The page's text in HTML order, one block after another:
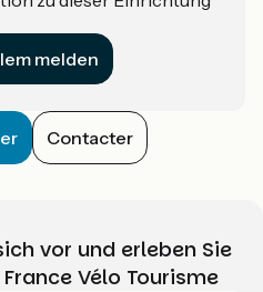
melden
Contacter
vor und erleben Sie
Vélo Tourisme